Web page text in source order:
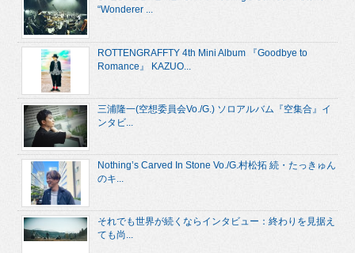
“Wonderer ...
ROTTENGRAFFTY 4th Mini Album 『Goodbye to
Romance』 KAZUO...
三浦隆一(空想委員会Vo./G.) ソロアルバム『空集合』イ
ンタビ...
Nothing’s Carved In Stone Vo./G.村松拓 続・たっきゅん
のキ...
それでも世界が続くならインタビュー：終わりを見据え
ても尚...